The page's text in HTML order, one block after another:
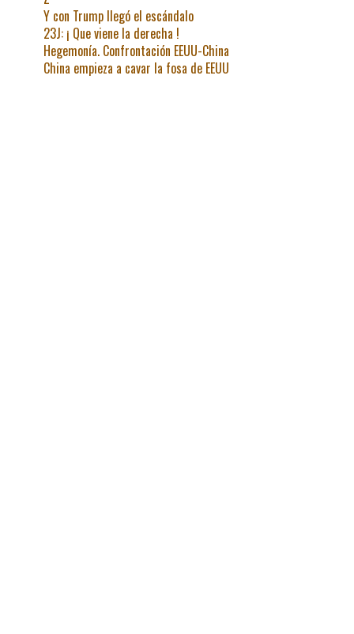
Y con Trump llegó el escándalo
23J: ¡ Que viene la derecha !
Hegemonía. Confrontación EEUU-China
China empieza a cavar la fosa de EEUU